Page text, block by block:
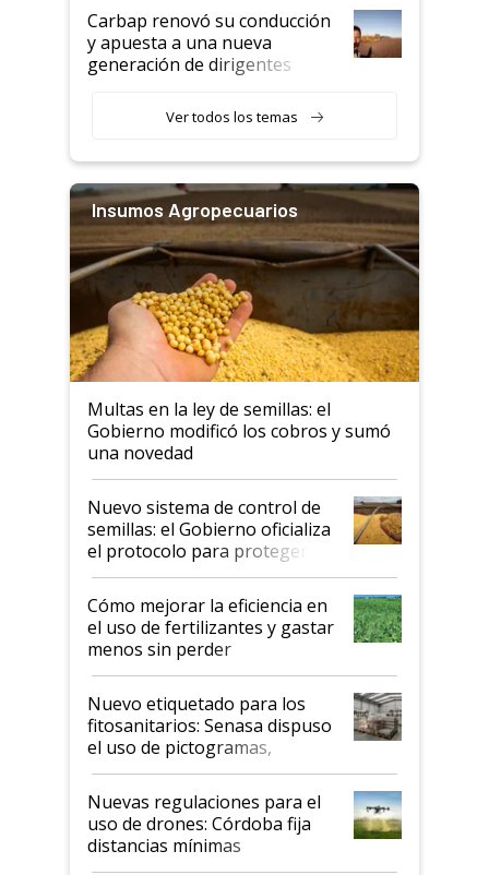
Carbap renovó su conducción
y apuesta a una nueva
generación de dirigentes
Ver todos los temas
Insumos Agropecuarios
Multas en la ley de semillas: el
Gobierno modificó los cobros y sumó
una novedad
Nuevo sistema de control de
semillas: el Gobierno oficializa
el protocolo para proteger la
propiedad intelectual
Cómo mejorar la eficiencia en
el uso de fertilizantes y gastar
menos sin perder
productividad en la campaña
fina
Nuevo etiquetado para los
fitosanitarios: Senasa dispuso
el uso de pictogramas,
palabras de advertencia e
indicaciones
Nuevas regulaciones para el
uso de drones: Córdoba fija
distancias mínimas